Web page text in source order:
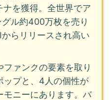
を獲得。全世界でア
ル約400万枚を売り
からリリースされ高い
ァンクの要素を取り
ップと、4人の個性が
モニーにあります。バ